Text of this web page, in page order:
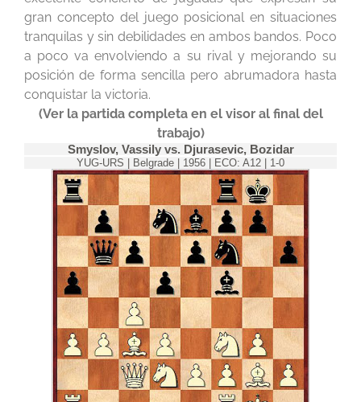
gran concepto del juego posicional en situaciones
tranquilas y sin debilidades en ambos bandos. Poco
a poco va envolviendo a su rival y mejorando su
posición de forma sencilla pero abrumadora hasta
conquistar la victoria.
(Ver la partida completa en el visor al final del
trabajo)
Smyslov, Vassily vs. Djurasevic, Bozidar
YUG-URS | Belgrade | 1956 | ECO: A12 | 1-0